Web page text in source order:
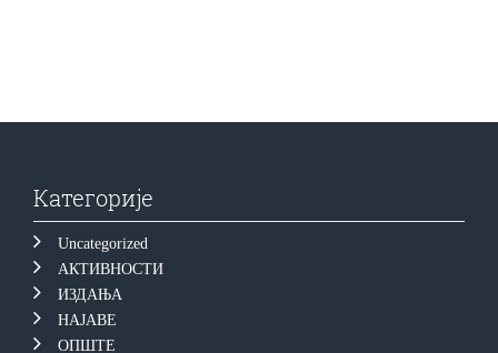
Категорије
Uncategorized
АКТИВНОСТИ
ИЗДАЊА
НАЈАВЕ
ОПШТЕ